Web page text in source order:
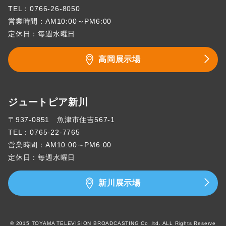
TEL：0766-26-8050
営業時間：AM10:00～PM6:00
定休日：毎週水曜日
高岡展示場
ジュートピア新川
〒937-0851 魚津市住吉567-1
TEL：0765-22-7765
営業時間：AM10:00～PM6:00
定休日：毎週水曜日
新川展示場
© 2015 TOYAMA TELEVISION BROADCASTING Co.,ltd. ALL Rights Reserve